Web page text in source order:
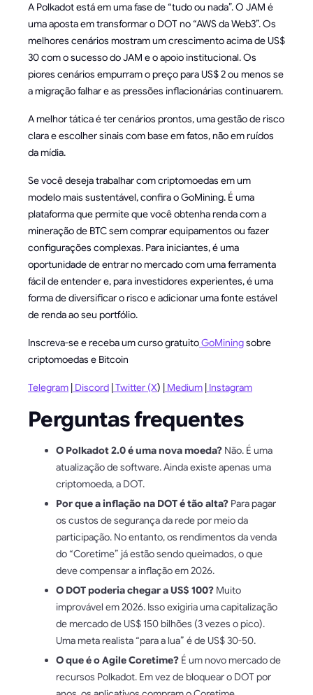
A Polkadot está em uma fase de “tudo ou nada”. O JAM é
uma aposta em transformar o DOT no “AWS da Web3”. Os
melhores cenários mostram um crescimento acima de US$
30 com o sucesso do JAM e o apoio institucional. Os
piores cenários empurram o preço para US$ 2 ou menos se
a migração falhar e as pressões inflacionárias continuarem.
A melhor tática é ter cenários prontos, uma gestão de risco
clara e escolher sinais com base em fatos, não em ruídos
da mídia.
Se você deseja trabalhar com criptomoedas em um
modelo mais sustentável, confira o GoMining. É uma
plataforma que permite que você obtenha renda com a
mineração de BTC sem comprar equipamentos ou fazer
configurações complexas. Para iniciantes, é uma
oportunidade de entrar no mercado com uma ferramenta
fácil de entender e, para investidores experientes, é uma
forma de diversificar o risco e adicionar uma fonte estável
de renda ao seu portfólio.
Inscreva-se e receba um curso gratuitoGoMiningsobre
criptomoedas e Bitcoin
Telegram Discord Twitter (X) | Medium Instagram
Perguntas frequentes
O Polkadot 2.0 é uma nova moeda? Não. É uma
atualização de software. Ainda existe apenas uma
criptomoeda, a DOT.
Por que a inflação na DOT é tão alta? Para pagar
os custos de segurança da rede por meio da
participação. No entanto, os rendimentos da venda
do “Coretime” já estão sendo queimados, o que
deve compensar a inflação em 2026.
O DOT poderia chegar a US$ 100? Muito
improvável em 2026. Isso exigiria uma capitalização
de mercado de US$ 150 bilhões (3 vezes o pico).
Uma meta realista “para a lua” é de US$ 30-50.
O que é o Agile Coretime? É um novo mercado de
recursos Polkadot. Em vez de bloquear o DOT por